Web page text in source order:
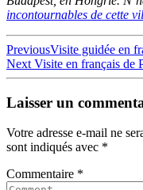
incontournables de cette
Navigation
de
l’article
PreviousPrevious
post:
Visite guidée en
Next Next
post:
Visite en français de
Laisser un
Votre adresse e-mail ne
sont indiqués avec *
Commentaire *